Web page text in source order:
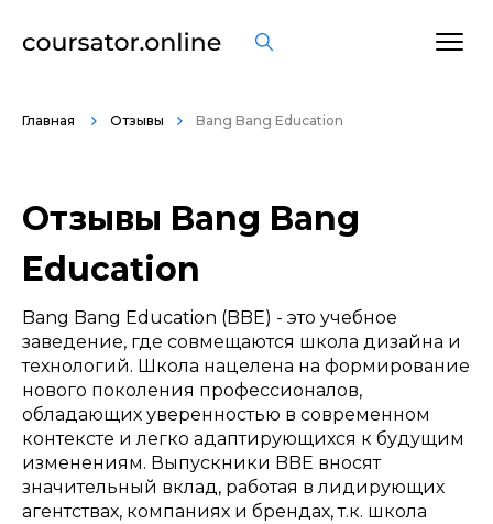
Главная Отзывы Bang Bang Education
Отзывы Bang Bang
Education
Bang Bang Education (BBE) - это учебное
заведение, где совмещаются школа дизайна и
технологий. Школа нацелена на формирование
нового поколения профессионалов,
обладающих уверенностью в современном
контексте и легко адаптирующихся к будущим
изменениям. Выпускники BBE вносят
значительный вклад, работая в лидирующих
агентствах, компаниях и брендах, т.к. школа
Название курса *